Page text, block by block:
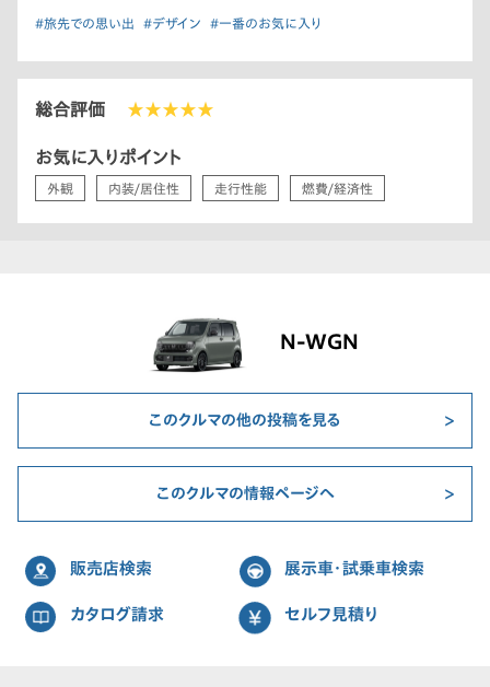
#旅先での思い出 #デザイン #一番のお気に入り
総合評価 ★★★★★
お気に入りポイント
外観 内装/居住性 走行性能 燃費/経済性
N-WGN
このクルマの他の投稿を見る
このクルマの情報ページへ
販売店検索 展示車・試乗車検索
カタログ請求 セルフ見積り